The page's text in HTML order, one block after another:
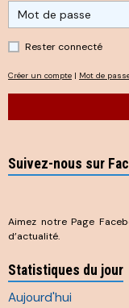
Rester connecté
Créer un compte | Mot de
Suivez-nous sur
Aimez notre Page
d’actualité.
Statistiques du jour
Aujourd'hui